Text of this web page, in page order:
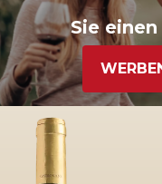
Sie